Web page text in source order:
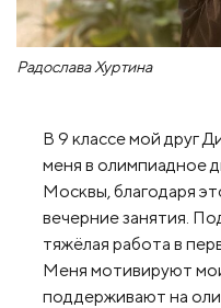
Радослава Хуртина
В 9 классе мой друг
меня в олимпиадное
Москвы, благодаря
вечерние занятия.
тяжёлая работа в
Меня мотивируют
поддерживают на